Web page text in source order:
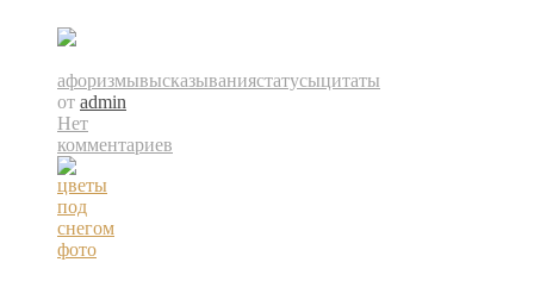
афоризмывысказываниястатусыцитаты
от admin
Нет
комментариев